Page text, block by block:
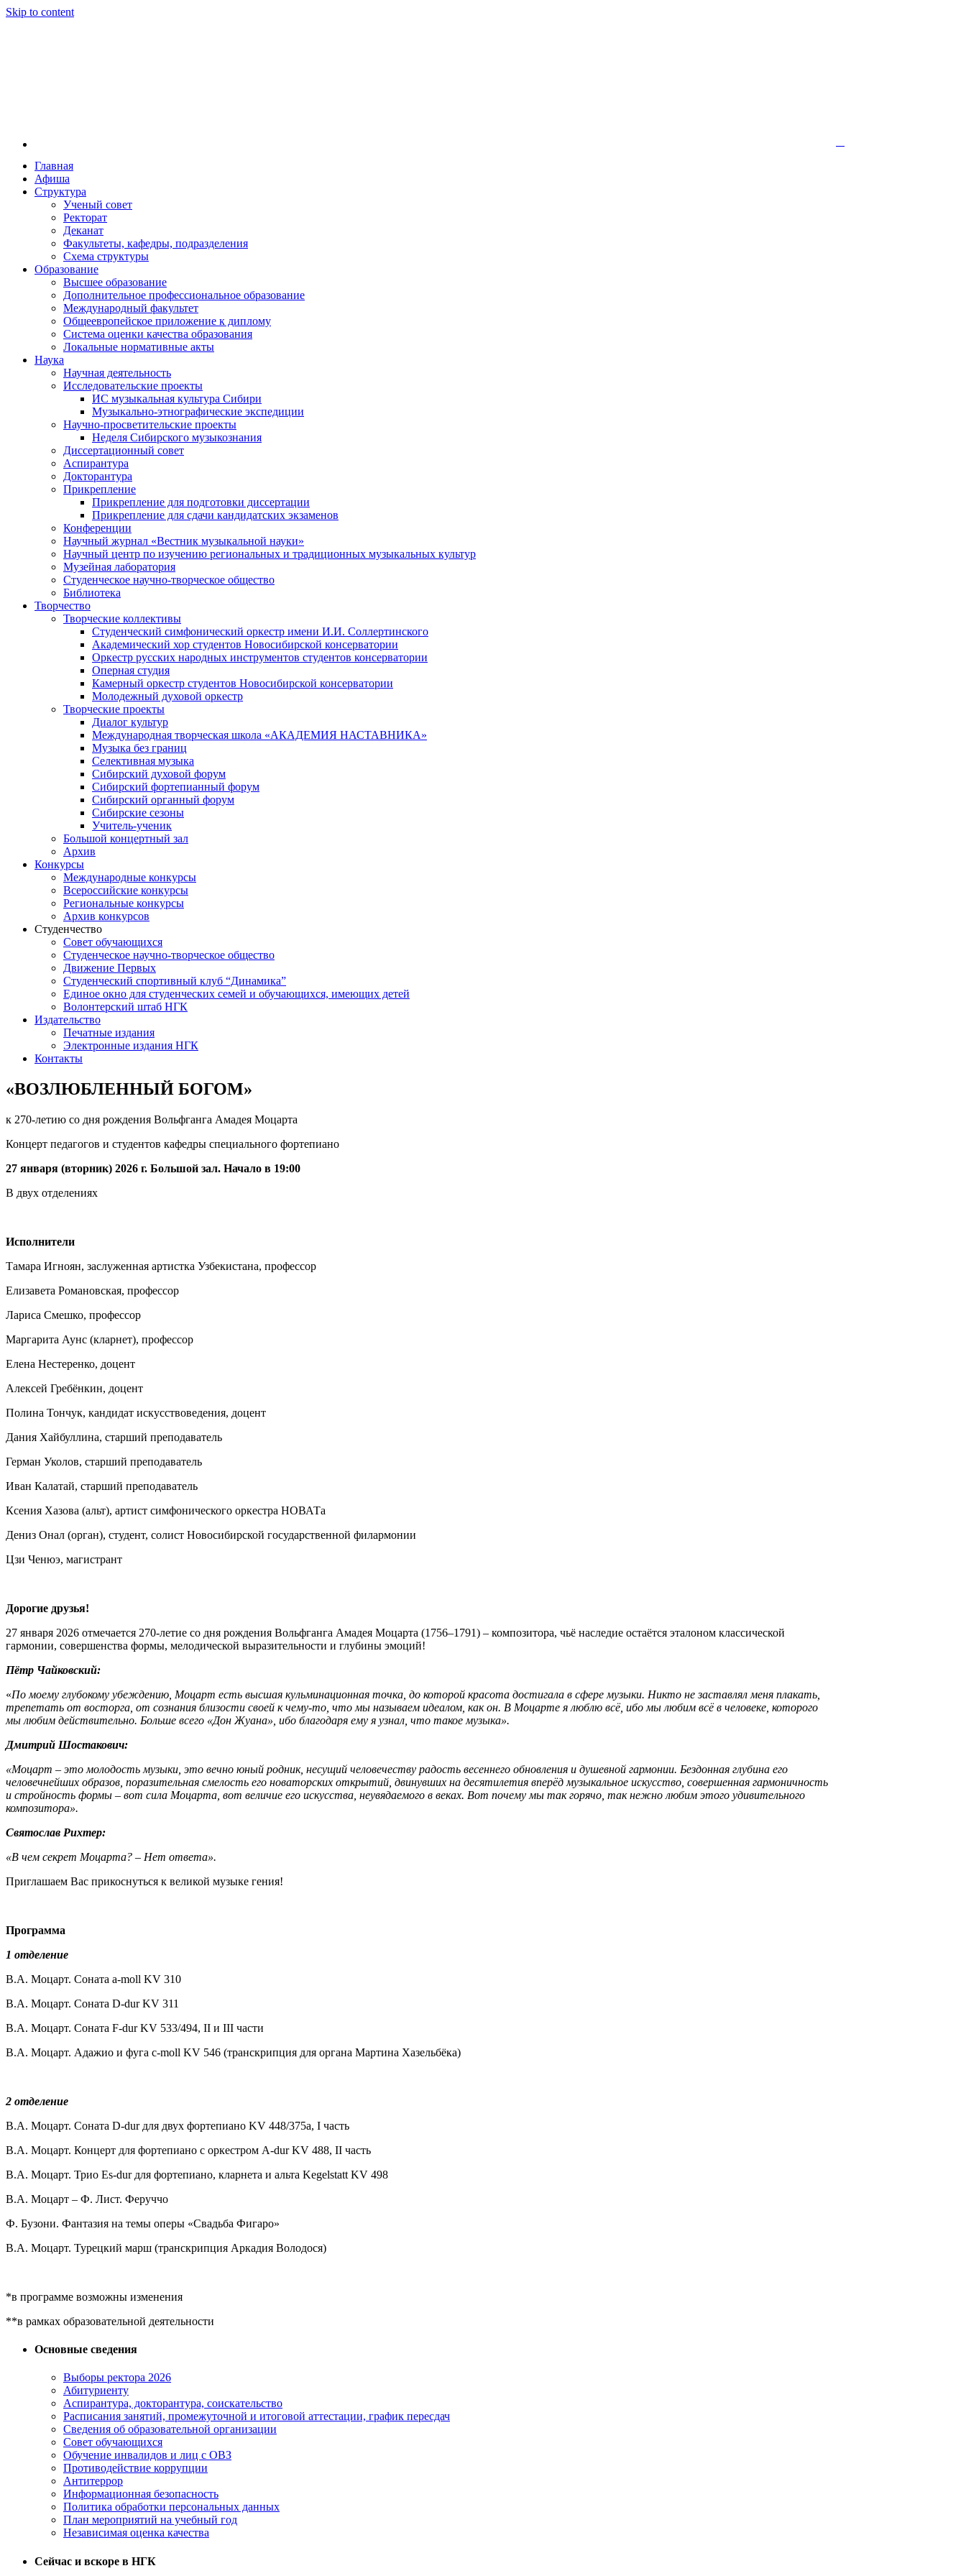
Skip to content
Новосибирская государственная консерватория имени М. И. Глинки
Новосибирская государственная консерватория имени М. И. Глинки — высшее музыкальное учебное заведение в Новосибирске. Основанная в 1956
году распоряжением совмина РСФСР и указом министерства культуры РСФСР, консерватория стала первым музыкальным высшим учебным
заведением в Сибири[2] и до сих пор остаётся единственным за пределами европейской части России[3]. С 1957 года она носит имя Михаила Ивановича
Глинки.
Главная
Афиша
Структура
Ученый совет
Ректорат
Деканат
Факультеты, кафедры, подразделения
Схема структуры
Образование
Высшее образование
Дополнительное профессиональное образование
Международный факультет
Общеевропейское приложение к диплому
Система оценки качества образования
Локальные нормативные акты
Наука
Научная деятельность
Исследовательские проекты
ИС музыкальная культура Сибири
Музыкально-этнографические экспедиции
Научно-просветительские проекты
Неделя Сибирского музыкознания
Диссертационный совет
Аспирантура
Докторантура
Прикрепление
Прикрепление для подготовки диссертации
Прикрепление для сдачи кандидатских экзаменов
Конференции
Научный журнал «Вестник музыкальной науки»
Научный центр по изучению региональных и традиционных музыкальных культур
Музейная лаборатория
Студенческое научно-творческое общество
Библиотека
Творчество
Творческие коллективы
Студенческий симфонический оркестр имени И.И. Соллертинского
Академический хор студентов Новосибирской консерватории
Оркестр русских народных инструментов студентов консерватории
Оперная студия
Камерный оркестр студентов Новосибирской консерватории
Молодежный духовой оркестр
Творческие проекты
Диалог культур
Международная творческая школа «АКАДЕМИЯ НАСТАВНИКА»
Музыка без границ
Селективная музыка
Сибирский духовой форум
Сибирский фортепианный форум
Сибирский органный форум
Сибирские сезоны
Учитель-ученик
Большой концертный зал
Архив
Конкурсы
Международные конкурсы
Всероссийские конкурсы
Региональные конкурсы
Архив конкурсов
Студенчество
Совет обучающихся
Студенческое научно-творческое общество
Движение Первых
Студенческий спортивный клуб “Динамика”
Единое окно для студенческих семей и обучающихся, имеющих детей
Волонтерский штаб НГК
Издательство
Печатные издания
Электронные издания НГК
Контакты
«ВОЗЛЮБЛЕННЫЙ БОГОМ»
к 270-летию со дня рождения Вольфганга Амадея Моцарта
Концерт педагогов и студентов кафедры специального фортепиано
27 января (вторник) 2026 г. Большой зал. Начало в 19:00
В двух отделениях
Исполнители
Тамара Игноян, заслуженная артистка Узбекистана, профессор
Елизавета Романовская, профессор
Лариса Смешко, профессор
Маргарита Аунс (кларнет), профессор
Елена Нестеренко, доцент
Алексей Гребёнкин, доцент
Полина Тончук, кандидат искусствоведения, доцент
Дания Хайбуллина, старший преподаватель
Герман Уколов, старший преподаватель
Иван Калатай, старший преподаватель
Ксения Хазова (альт), артист симфонического оркестра НОВАТа
Дениз Онал (орган), студент, солист Новосибирской государственной филармонии
Цзи Ченюэ, магистрант
Дорогие друзья!
27 января 2026 отмечается 270-летие со дня рождения Вольфганга Амадея Моцарта (1756–1791) – композитора, чьё наследие остаётся эталоном классической
гармонии, совершенства формы, мелодической выразительности и глубины эмоций!
Пётр Чайковский:
«По моему глубокому убеждению, Моцарт есть высшая кульминационная точка, до которой красота достигала в сфере музыки. Никто не заставлял меня плакать,
трепетать от восторга, от сознания близости своей к чему-то, что мы называем идеалом, как он. В Моцарте я люблю всё, ибо мы любим всё в человеке, которого
мы любим действительно. Больше всего «Дон Жуана», ибо благодаря ему я узнал, что такое музыка».
Дмитрий Шостакович:
«Моцарт – это молодость музыки, это вечно юный родник, несущий человечеству радость весеннего обновления и душевной гармонии. Бездонная глубина его
человечнейших образов, поразительная смелость его новаторских открытий, двинувших на десятилетия вперёд музыкальное искусство, совершенная гармоничность
и стройность формы – вот сила Моцарта, вот величие его искусства, неувядаемого в веках. Вот почему мы так горячо, так нежно любим этого удивительного
композитора».
Святослав Рихтер:
«В чем секрет Моцарта? – Нет ответа».
Приглашаем Вас прикоснуться к великой музыке гения!
Программа
1 отделение
В.А. Моцарт. Соната a-moll KV 310
В.А. Моцарт. Соната D-dur KV 311
В.А. Моцарт. Соната F-dur KV 533/494, II и III части
В.А. Моцарт. Адажио и фуга c-moll KV 546 (транскрипция для органа Мартина Хазельбёка)
2 отделение
В.А. Моцарт. Соната D-dur для двух фортепиано KV 448/375a, I часть
В.А. Моцарт. Концерт для фортепиано с оркестром A-dur KV 488, II часть
В.А. Моцарт. Трио Es-dur для фортепиано, кларнета и альта Kegelstatt KV 498
В.А. Моцарт – Ф. Лист. Феруччо
Ф. Бузони. Фантазия на темы оперы «Свадьба Фигаро»
В.А. Моцарт. Турецкий марш (транскрипция Аркадия Володося)
*в программе возможны изменения
**в рамках образовательной деятельности
Основные сведения
Выборы ректора 2026
Абитуриенту
Аспирантура, докторантура, соискательство
Расписания занятий, промежуточной и итоговой аттестации, график пересдач
Сведения об образовательной организации
Совет обучающихся
Обучение инвалидов и лиц с ОВЗ
Противодействие коррупции
Антитеррор
Информационная безопасность
Политика обработки персональных данных
План мероприятий на учебный год
Независимая оценка качества
Сейчас и вскоре в НГК